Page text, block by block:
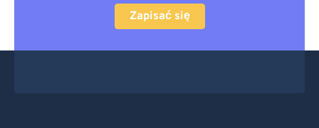
Zapisać się